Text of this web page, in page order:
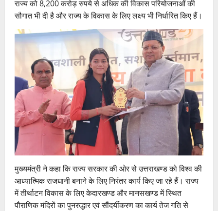
राज्य को 8,200 करोड़ रुपये से अधिक की विकास परियोजनाओं की
सौगात भी दी है और राज्य के विकास के लिए लक्ष्य भी निर्धारित किए हैं।
मुख्यमंत्री ने कहा कि राज्य सरकार की ओर से उत्तराखण्ड को विश्व की
आध्यात्मिक राजधानी बनाने के लिए निरंतर कार्य किए जा रहे हैं। राज्य
में तीर्थाटन विकास के लिए केदारखण्ड और मानसखण्ड में स्थित
पौराणिक मंदिरों का पुनरुद्धार एवं सौंदर्यीकरण का कार्य तेज गति से